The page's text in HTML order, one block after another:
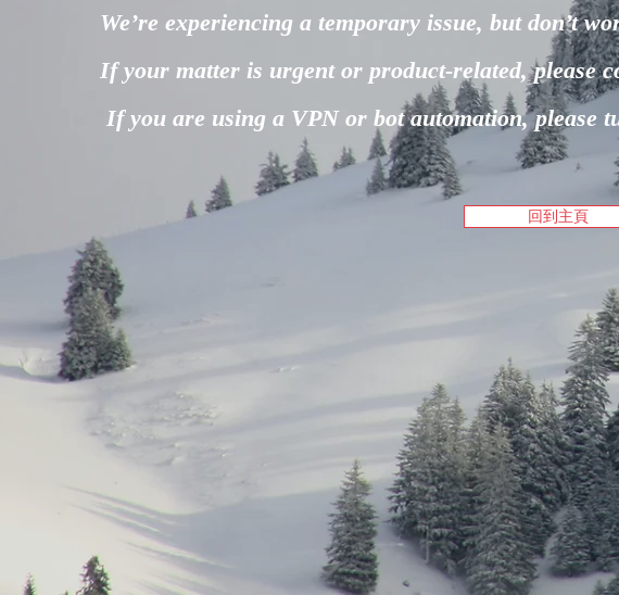
We’re experiencing a temporary issue, but don’t
If your matter is urgent or product-related, please
If you are using a VPN or bot automation, please
回到主頁